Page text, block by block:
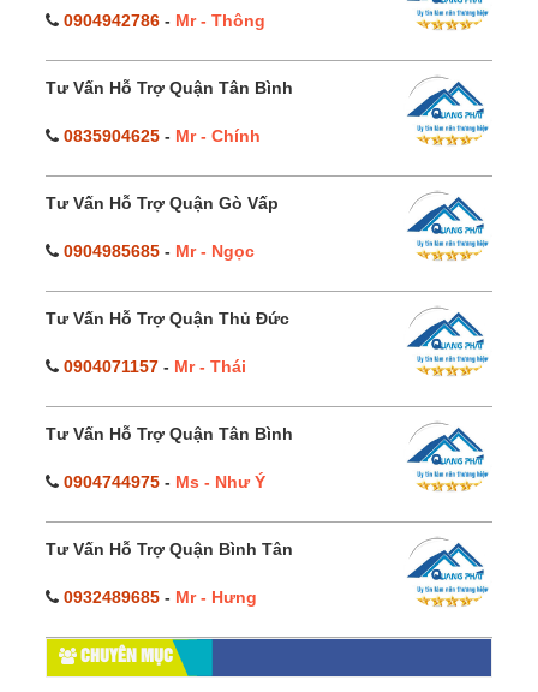
0904942786 - Mr - Thông
Tư Vấn Hỗ Trợ Quận Tân Bình
0835904625 - Mr - Chính
Tư Vấn Hỗ Trợ Quận Gò Vấp
0904985685 - Mr - Ngọc
Tư Vấn Hỗ Trợ Quận Thủ Đức
0904071157 - Mr - Thái
Tư Vấn Hỗ Trợ Quận Tân Bình
0904744975 - Ms - Như Ý
Tư Vấn Hỗ Trợ Quận Bình Tân
0932489685 - Mr - Hưng
CHUYÊN MỤC